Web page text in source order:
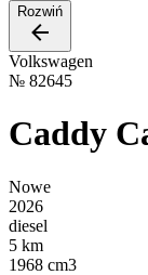
Rozwiń
Volkswagen
№ 82645
Caddy
Nowe
2026
diesel
5 km
1968 cm3